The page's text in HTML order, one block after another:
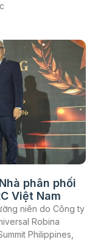
phân phối
Việt Nam
niên do Công ty
Robina
Philippines,